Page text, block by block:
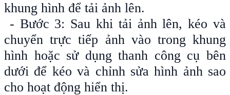
khung hình để tải ảnh lên.
- Bước 3: Sau khi tải ảnh lên, kéo và
chuyển trực tiếp ảnh vào trong khung
hình hoặc sử dụng thanh công cụ bên
dưới để kéo và chỉnh sửa hình ảnh sao
cho hoạt động hiển thị.